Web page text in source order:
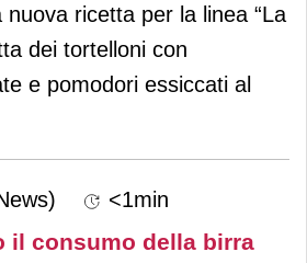
ricetta per la linea “La
dei tortelloni con
e pomodori essiccati al
<1min
il consumo della birra